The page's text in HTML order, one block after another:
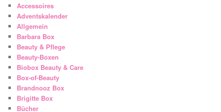
Accessoires
Adventskalender
Allgemein
Barbara Box
Beauty & Pflege
Beauty-Boxen
Biobox Beauty & Care
Box-of-Beauty
Brandnooz Box
Brigitte Box
Bücher